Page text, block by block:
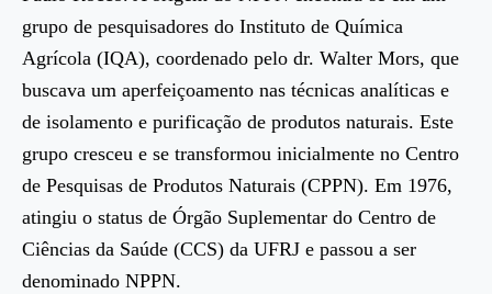
grupo de pesquisadores do Instituto de Química
Agrícola (IQA), coordenado pelo dr. Walter Mors, que
buscava um aperfeiçoamento nas técnicas analíticas e
de isolamento e purificação de produtos naturais. Este
grupo cresceu e se transformou inicialmente no Centro
de Pesquisas de Produtos Naturais (CPPN). Em 1976,
atingiu o status de Órgão Suplementar do Centro de
Ciências da Saúde (CCS) da UFRJ e passou a ser
denominado NPPN.